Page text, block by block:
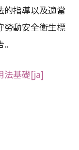
的指導以及適當
勞動安全衛生標
法基礎[ja]